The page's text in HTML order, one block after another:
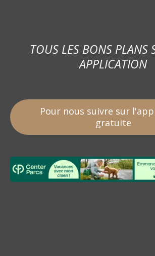
TOUS LES BONS PLANS
APPLICATION
Pour nous suivre sur
gratuite